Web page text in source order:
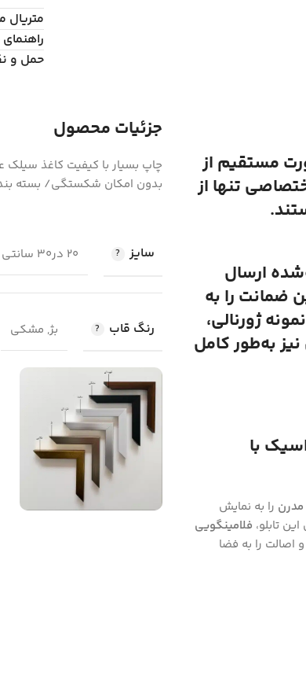
حمل و
مستقیم از
تنها از
ارسال
ضمانت را به
ژورنالی،
به‌طور کامل
با
را به نمایش
تابلو، فلامینگویی
را به فضا
جزئیات محصول
بدون امکان شکستگی/ بسته
سایز 20 در30 سانتی متر, 30 در 40 سانتی متر, 50 در 70 سانتی متر
رنگ قاب بژ, مشکی